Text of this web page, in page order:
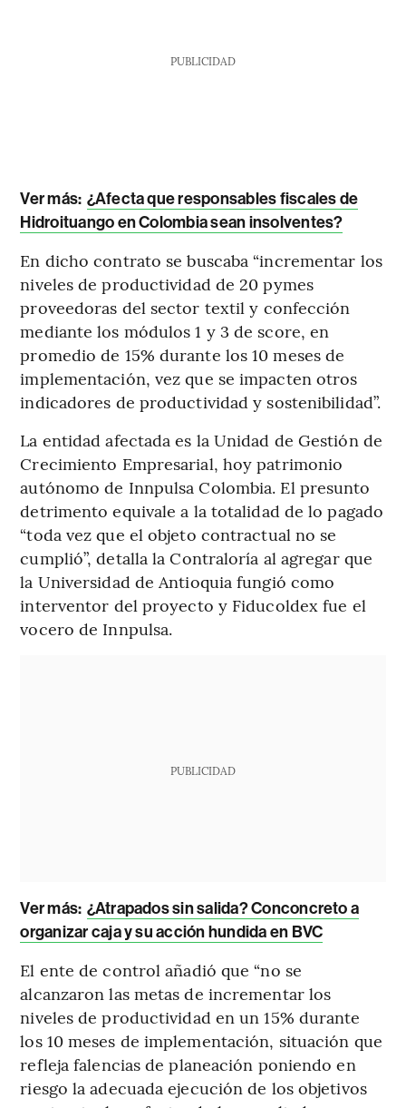
PUBLICIDAD
Ver más: ¿Afecta que responsables fiscales de
Hidroituango en Colombia sean insolventes?
En dicho contrato se buscaba “incrementar los
niveles de productividad de 20 pymes
proveedoras del sector textil y confección
mediante los módulos 1 y 3 de score, en
promedio de 15% durante los 10 meses de
implementación, vez que se impacten otros
indicadores de productividad y sostenibilidad”.
La entidad afectada es la Unidad de Gestión de
Crecimiento Empresarial, hoy patrimonio
autónomo de Innpulsa Colombia. El presunto
detrimento equivale a la totalidad de lo pagado
“toda vez que el objeto contractual no se
cumplió”, detalla la Contraloría al agregar que
la Universidad de Antioquia fungió como
interventor del proyecto y Fiducoldex fue el
vocero de Innpulsa.
PUBLICIDAD
Ver más: ¿Atrapados sin salida? Conconcreto a
organizar caja y su acción hundida en BVC
El ente de control añadió que “no se
alcanzaron las metas de incrementar los
niveles de productividad en un 15% durante
los 10 meses de implementación, situación que
refleja falencias de planeación poniendo en
riesgo la adecuada ejecución de los objetivos